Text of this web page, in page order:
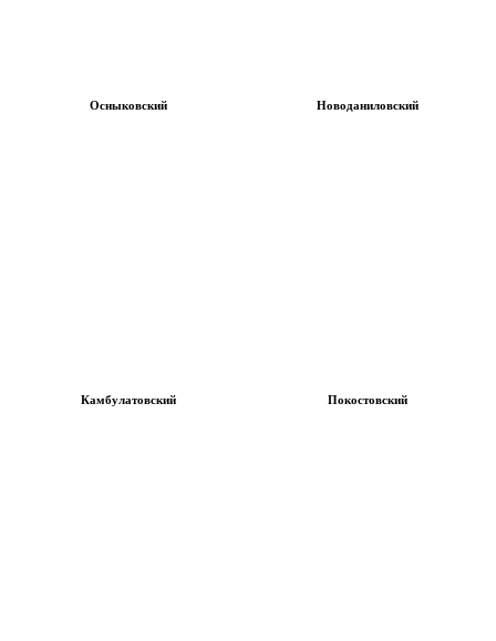
Осныковский Новоданиловский
Камбулатовский Покостовский